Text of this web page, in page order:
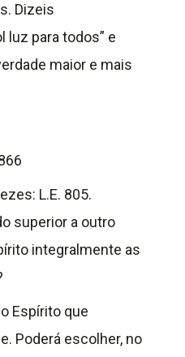
Dizeis
luz para todos” e
maior e mais
L.E. 805.
superior a outro
integralmente as
Espírito que
Poderá escolher, no